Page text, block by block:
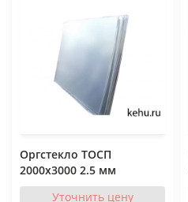
Оргстекло ТОСП
2000x3000 2.5 мм
Уточнить цену